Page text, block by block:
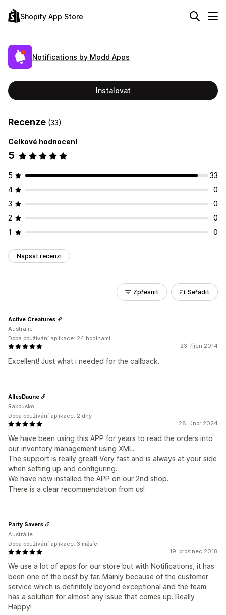
Shopify App Store
Notifications by Modd Apps
Instalovat
Recenze (33)
Celkové hodnocení
5
5
33
4
0
3
0
2
0
1
0
Napsat recenzi
Zpřesnit Seřadit
23. říjen 2014
Excellent! Just what i needed for the callback.
Active Creatures
Austrálie
Doba používání aplikace: 24 hodinami
28. únor 2024
We have been using this APP for years to read the orders into
our inventory management using XML.
The support is really great! Very fast and is always at your side
when setting up and configuring.
We have now installed the APP on our 2nd shop.
There is a clear recommendation from us!
AllesDaune
Rakousko
Doba používání aplikace: 2 dny
19. prosinec 2018
We use a lot of apps for our store but with Notifications, it has
been one of the best by far. Mainly because of the customer
service which is definitely beyond exceptional and the team
has a solution for almost any issue that comes up. Really
Happy!
Party Savers
Austrálie
Doba používání aplikace: 3 měsíci